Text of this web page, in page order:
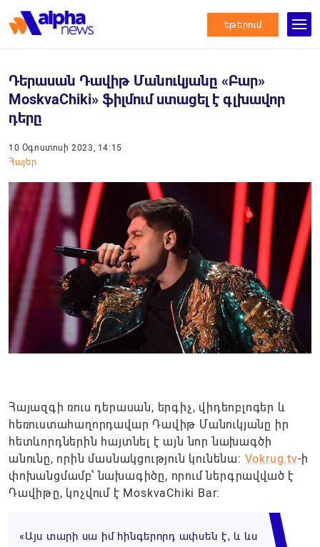
եթերում
Դերասան Դավիթ Մանուկյանը «Բար»
MoskvaChiki» ֆիլմում ստացել է գլխավոր
դերը
10 Օգոստոսի 2023, 14:15
Հայեր
Հայազգի ռուս դերասան, երգիչ, վիդեոբլոգեր և
հեռուստահաղորդավար Դավիթ Մանուկյանը իր
հետևորդներին հայտնել է այն նոր նախագծի
անունը, որին մասնակցություն կունենա: Vokrug.tv-ի
փոխանցմամբ՝ նախագիծը, որում ներգրավված է
Դավիթը, կոչվում է MoskvaChiki Bar:
«Այս տարի սա իմ հինգերորդ ափսեն է, և ևս